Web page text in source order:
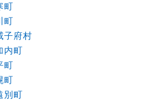
町
町
子府村
内町
町
町
別町